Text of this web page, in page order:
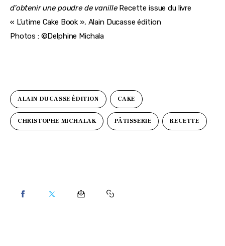
d’obtenir une poudre de vanilleRecette issue du livre
« L’utime Cake Book », Alain Ducasse édition
Photos : ©Delphine Michala
ALAIN DUCASSE ÉDITION CAKE
CHRISTOPHE MICHALAK PÂTISSERIE RECETTE